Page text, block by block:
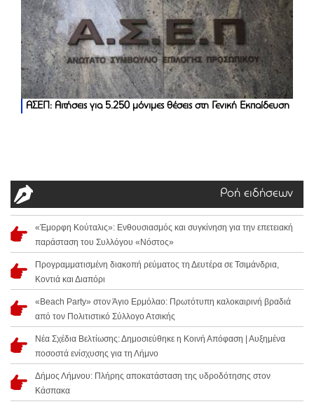
ΑΣΕΠ: Αιτήσεις για 5.250 μόνιμες θέσεις στη Γενική Εκπαίδευση
Ροή ειδήσεων
«Έμορφη Κούταλις»: Ενθουσιασμός και συγκίνηση για την επετειακή
παράσταση του Συλλόγου «Νόστος»
Προγραμματισμένη διακοπή ρεύματος τη Δευτέρα σε Τσιμάνδρια,
Κοντιά και Διαπόρι
«Beach Party» στον Άγιο Ερμόλαο: Πρωτότυπη καλοκαιρινή βραδιά
από τον Πολιτιστικό Σύλλογο Ατσικής
Νέα Σχέδια Βελτίωσης: Δημοσιεύθηκε η Κοινή Απόφαση | Αυξημένα
ποσοστά ενίσχυσης για τη Λήμνο
Δήμος Λήμνου: Πλήρης αποκατάσταση της υδροδότησης στον
Κάσπακα